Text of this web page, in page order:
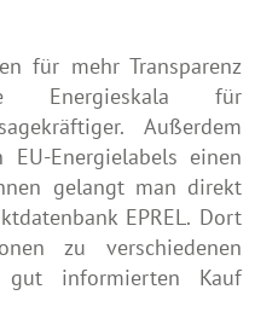
für mehr Transparenz
Energieskala für
Außerdem
Energielabels einen
gelangt man direkt
EPREL. Dort
zu verschiedenen
informierten Kauf